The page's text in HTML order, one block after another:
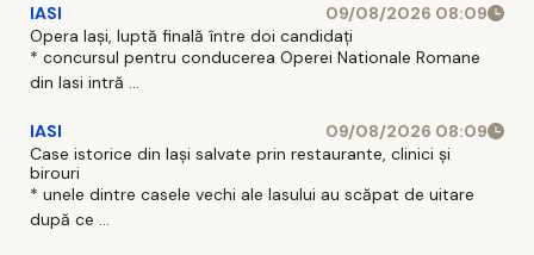
IASI
09/08/2026 08:09
Opera Iași, luptă finală între doi candidați
* concursul pentru conducerea Operei Nationale Romane
din Iasi intră ...
IASI
09/08/2026 08:09
Case istorice din Iași salvate prin restaurante, clinici și
birouri
* unele dintre casele vechi ale Iasului au scăpat de uitare
după ce ...